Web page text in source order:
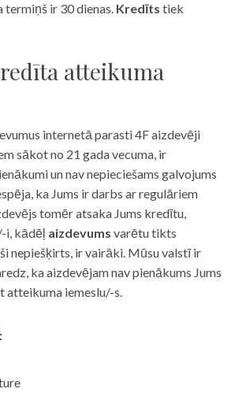
ir 30 dienas. Kredīts tiek
atteikuma
internetā parasti 4F aizdevēji
sākot no 21 gada vecuma, ir
un nav nepieciešams galvojums
ka Jums ir darbs ar regulāriem
tomēr atsaka Jums kredītu,
i, kādēļ aizdevums varētu tikts
nepiešķirts, ir vairāki. Mūsu valstī ir
ka aizdevējam nav pienākums Jums
atteikuma iemeslu/-s.